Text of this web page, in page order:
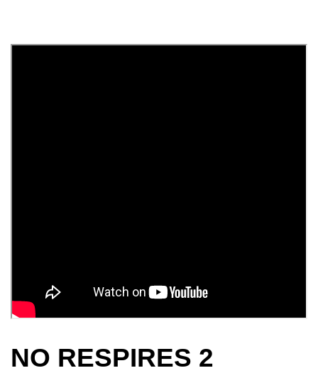
NO RESPIRES 2